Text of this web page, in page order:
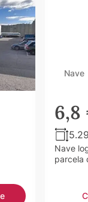
Nave
Nave
parcela